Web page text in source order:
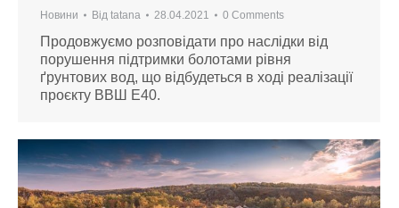
Новини Від tatana 28.04.2021 0 Comments
Продовжуємо розповідати про наслідки від
порушення підтримки болотами рівня
ґрунтових вод, що відбудеться в ході реалізації
проєкту ВВШ Е40.